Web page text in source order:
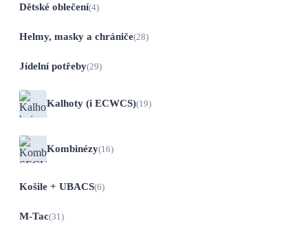
Dětské oblečení(4)
Helmy, masky a chrániče(28)
Jídelní potřeby(29)
Kalhoty (i ECWCS)(19)
Kombinézy(16)
Košile + UBACS(6)
M-Tac(31)